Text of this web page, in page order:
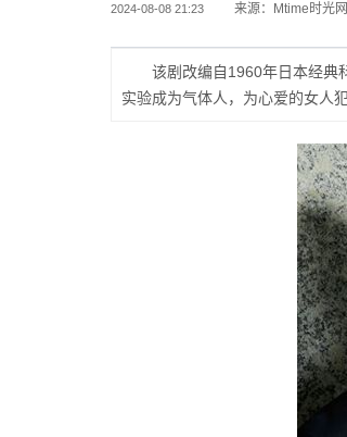
2024-08-08 21:23 来源：Mtime时光网
该剧改编自1960年日本经典
实验成为气体人，为心爱的女人